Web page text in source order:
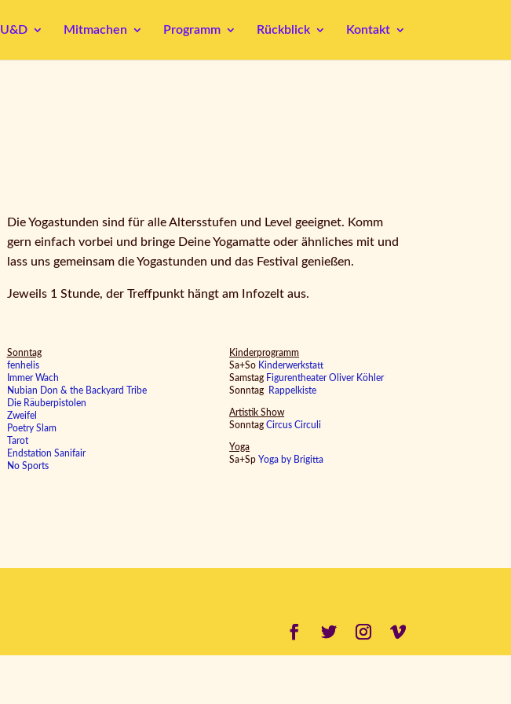
U&D Mitmachen Programm Rückblick Kontakt
Die Yogastunden sind für alle Altersstufen und Level geeignet. Komm
gern einfach vorbei und bringe Deine Yogamatte oder ähnliches mit und
lass uns gemeinsam die Yogastunden und das Festival genießen.
Jeweils 1 Stunde, der Treffpunkt hängt am Infozelt aus.
Sonntag
fenhelis
Immer Wach
Nubian Don & the Backyard Tribe
Die Räuberpistolen
Zweifel
Poetry Slam
Tarot
Endstation Sanifair
No Sports
Kinderprogramm
Sa+So Kinderwerkstatt
Samstag Figurentheater Oliver Köhler
Sonntag
Rappelkiste
Artistik Show
SonntagCircus Circuli
Yoga
Sa+SpYoga by Brigitta